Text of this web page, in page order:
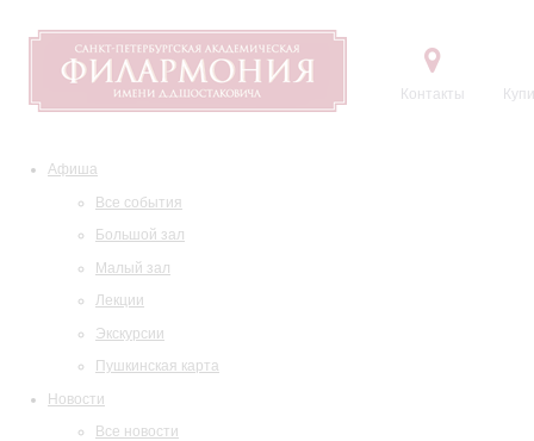
Контакты
Афиша
Все события
Большой зал
Малый зал
Лекции
Экскурсии
Пушкинская карта
Новости
Все новости